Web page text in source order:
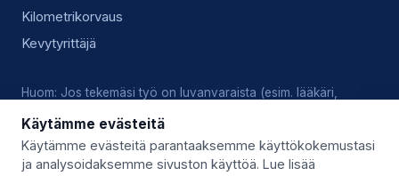
Kilometrikorvaus
Kevytyrittäjä
Huom: Jos tekemäsi työ on luvanvaraista (esim. lääkäri,
olevista luvista, pätevyyksistä ja alan käytännöistä.
Käytämme evästeitä
Käytämme evästeitä parantaaksemme käyttökokemustasi
ja analysoidaksemme sivuston käyttöä. Lue lisää